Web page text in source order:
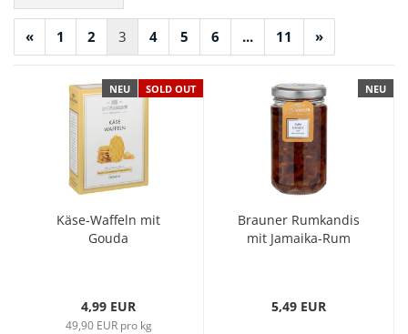
« 1 2 3 4 5 6 ... 11 »
NEU SOLD OUT
Käse-Waffeln mit
Gouda
4,99 EUR
49,90 EUR pro kg
NEU
Brauner Rumkandis
mit Jamaika-Rum
5,49 EUR